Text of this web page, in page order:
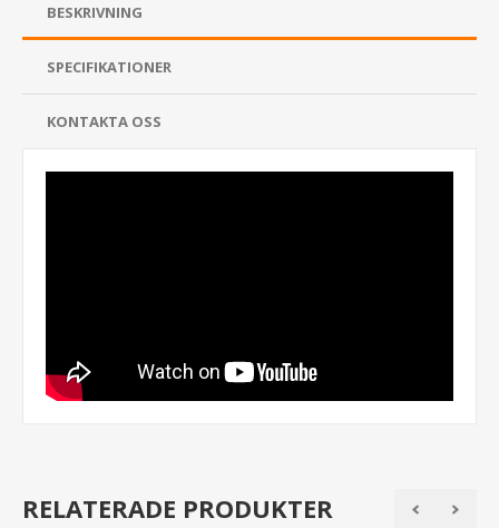
BESKRIVNING
SPECIFIKATIONER
KONTAKTA OSS
RELATERADE PRODUKTER